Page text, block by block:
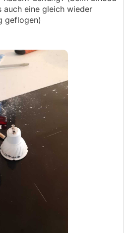
auch eine gleich wieder
geflogen)